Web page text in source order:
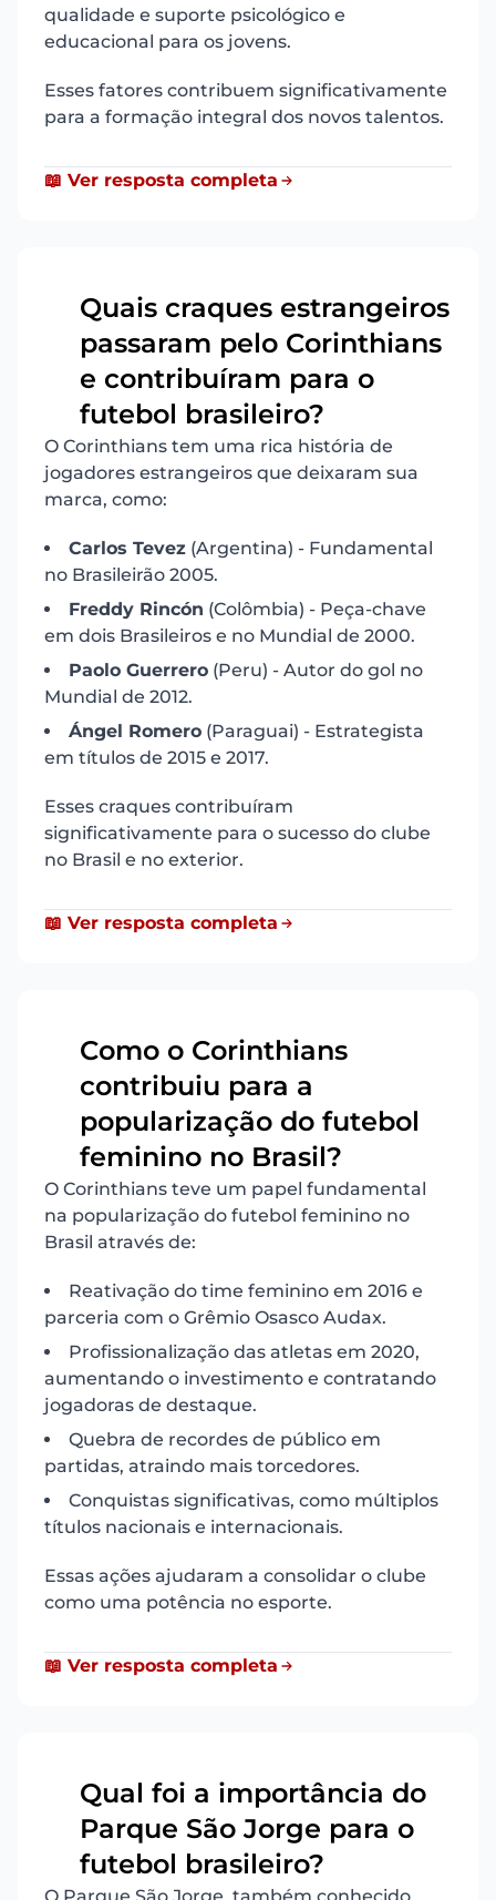
qualidade e suporte psicológico e
educacional para os jovens.
Esses fatores contribuem significativamente
para a formação integral dos novos talentos.
📖 Ver resposta completa
Quais craques estrangeiros
passaram pelo Corinthians
e contribuíram para o
futebol brasileiro?
O Corinthians tem uma rica história de
jogadores estrangeiros que deixaram sua
marca, como:
Carlos Tevez (Argentina) - Fundamental
no Brasileirão 2005.
Freddy Rincón (Colômbia) - Peça-chave
em dois Brasileiros e no Mundial de 2000.
Paolo Guerrero (Peru) - Autor do gol no
Mundial de 2012.
Ángel Romero (Paraguai) - Estrategista
em títulos de 2015 e 2017.
Esses craques contribuíram
significativamente para o sucesso do clube
no Brasil e no exterior.
📖 Ver resposta completa
Como o Corinthians
contribuiu para a
popularização do futebol
feminino no Brasil?
O Corinthians teve um papel fundamental
na popularização do futebol feminino no
Brasil através de:
Reativação do time feminino em 2016 e
parceria com o Grêmio Osasco Audax.
Profissionalização das atletas em 2020,
aumentando o investimento e contratando
jogadoras de destaque.
Quebra de recordes de público em
partidas, atraindo mais torcedores.
Conquistas significativas, como múltiplos
títulos nacionais e internacionais.
Essas ações ajudaram a consolidar o clube
como uma potência no esporte.
📖 Ver resposta completa
Qual foi a importância do
Parque São Jorge para o
futebol brasileiro?
O Parque São Jorge, também conhecido